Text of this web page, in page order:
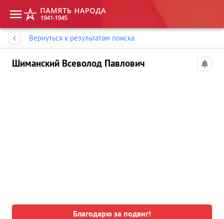
Вернуться к результатам поиска
Шиманский Всеволод Павлович
Благодарю за подвиг!
Память народа